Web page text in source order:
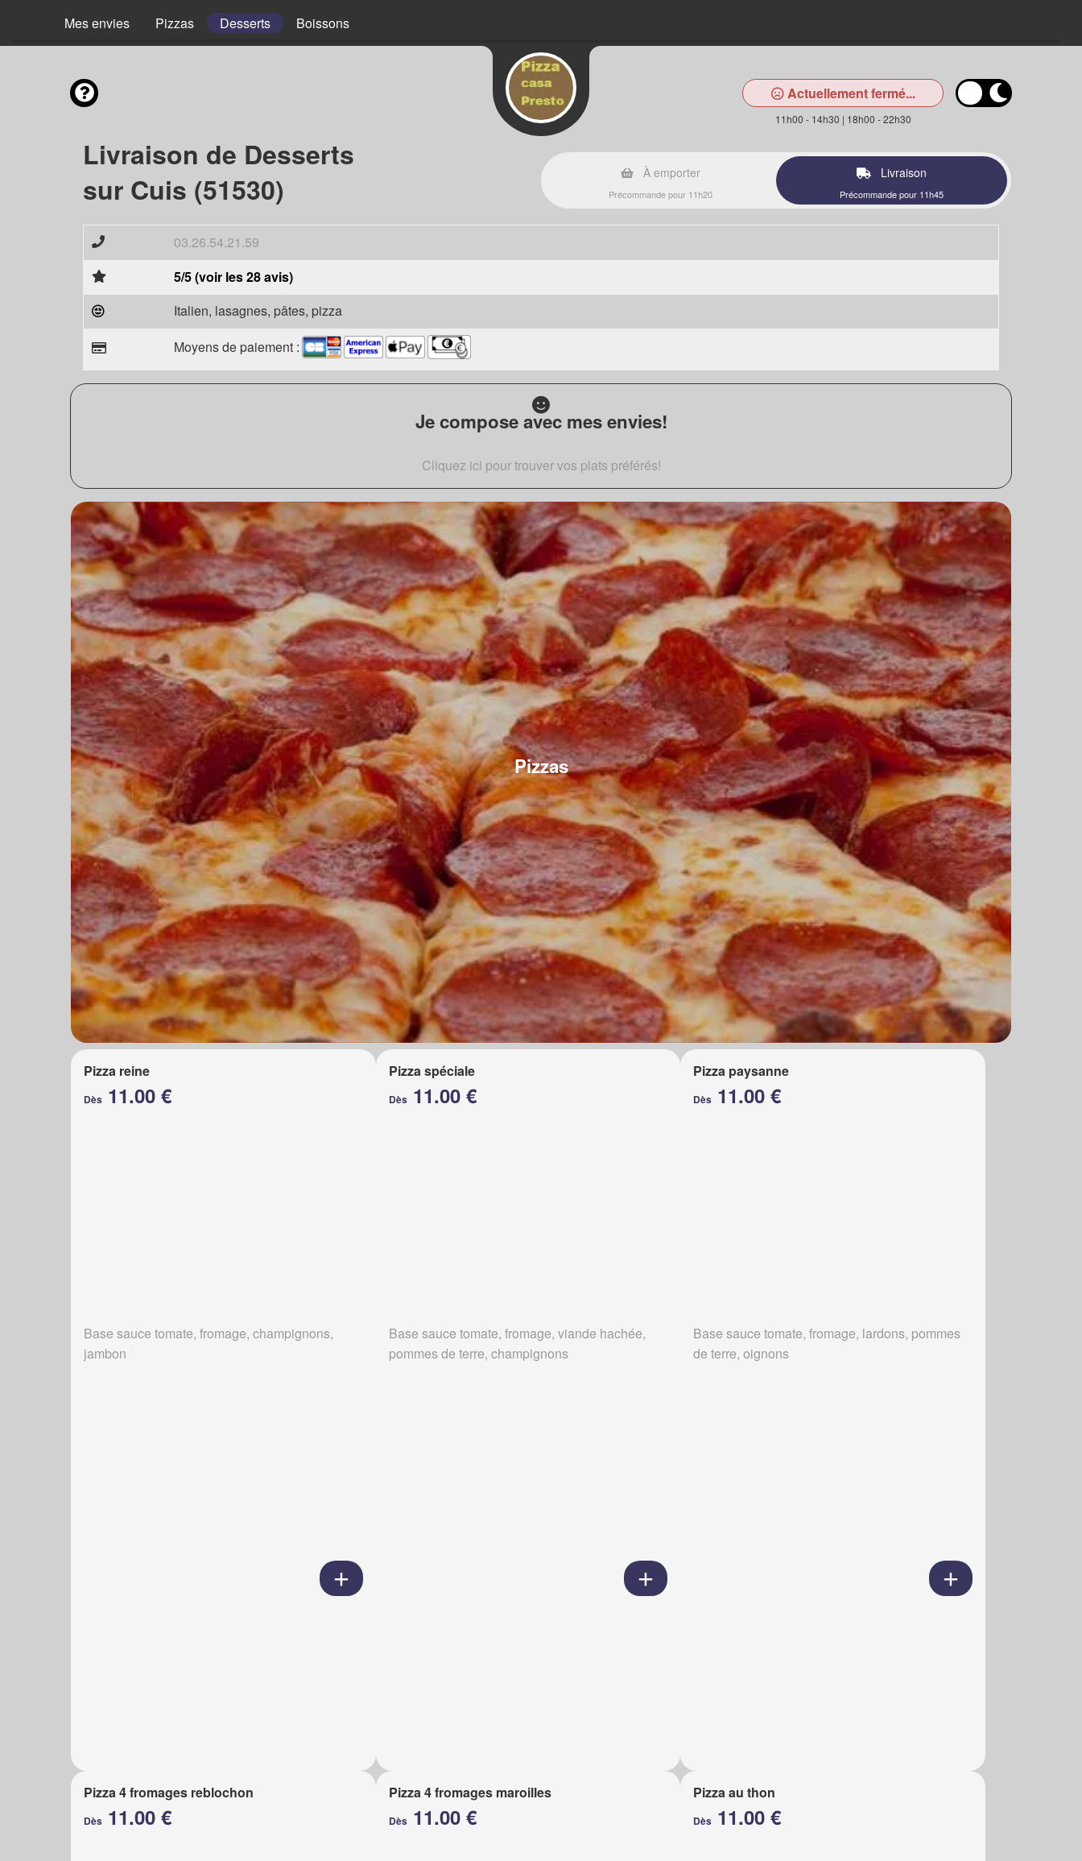
Mes envies Pizzas Desserts Boissons
Actuellement fermé...
11h00 - 14h30 | 18h00 - 22h30
Livraison de Desserts
sur Cuis (51530)
À emporter
Précommande pour 11h20
Livraison
Précommande pour 11h45
03.26.54.21.59
5/5 (voir les 28 avis)
Italien, lasagnes, pâtes, pizza
Moyens de paiement :
Je compose avec mes envies!
Cliquez ici pour trouver vos plats préférés!
Pizzas
Pizza reine
Dès 11.00 €
Base sauce tomate, fromage, champignons,
jambon
Pizza spéciale
Dès11.00 €
Base sauce tomate, fromage, viande hachée,
pommes de terre, champignons
Pizza paysanne
Dès 11.00 €
Base sauce tomate, fromage, lardons, pommes
de terre, oignons
Pizza 4 fromages reblochon
Dès 11.00 €
Pizza 4 fromages maroilles
Dès11.00 €
Pizza au thon
Dès 11.00 €